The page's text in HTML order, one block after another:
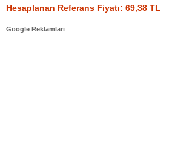
Hesaplanan Referans Fiyatı: 69,38 TL
Google Reklamları